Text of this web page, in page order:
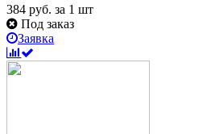
384 руб. за 1 шт
Под заказ
Заявка